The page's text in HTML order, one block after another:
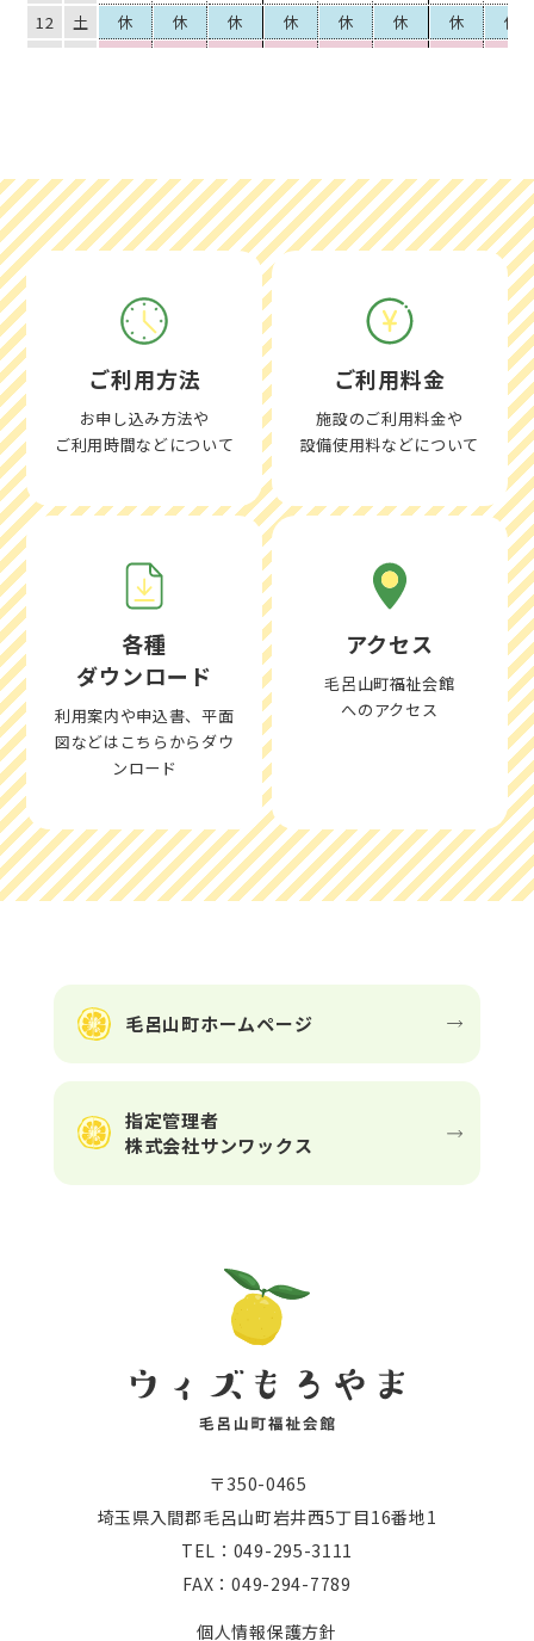
12
土 休 休 休 休 休 休 休
休
17
木 ○ × ○ ○ ○ × ○
○
18
金 ○ ○ ○ ○ × ○ ○
×
○
○ ×
×
○ ○
○
○ ○ ○ ○
○
○
木 ○ ○ ○ × × ○
×
×
26
土 ○ ○ ○ ○ × ○ ○
×
○
○ ○
×
○ ○
○
○ × ○ ×
ご利用方法
お申し込み方法や
ご利用時間などについて
ご利用料金
施設のご利用料金や
設備使用料などについて
各種
ダウンロード
利用案内や申込書、平面
図などはこちらからダウ
ンロード
アクセス
毛呂山町福祉会館
へのアクセス
毛呂山町ホームページ
指定管理者
株式会社サンワックス
〒350-0465
埼玉県入間郡毛呂山町岩井西5丁目16番地1
TEL：049-295-3111
FAX：049-294-7789
個人情報保護方針